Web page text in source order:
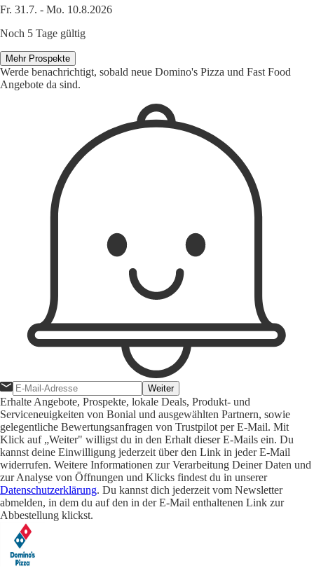
Fr. 31.7. - Mo. 10.8.2026
Noch 5 Tage gültig
Mehr Prospekte
Werde benachrichtigt, sobald neue Domino's Pizza und Fast Food
Angebote da sind.
Weiter
Erhalte Angebote, Prospekte, lokale Deals, Produkt- und
Serviceneuigkeiten von Bonial und ausgewählten Partnern, sowie
gelegentliche Bewertungsanfragen von Trustpilot per E-Mail. Mit
Klick auf „Weiter" willigst du in den Erhalt dieser E-Mails ein. Du
kannst deine Einwilligung jederzeit über den Link in jeder E-Mail
widerrufen. Weitere Informationen zur Verarbeitung Deiner Daten und
zur Analyse von Öffnungen und Klicks findest du in unserer
Datenschutzerklärung. Du kannst dich jederzeit vom Newsletter
abmelden, in dem du auf den in der E-Mail enthaltenen Link zur
Abbestellung klickst.